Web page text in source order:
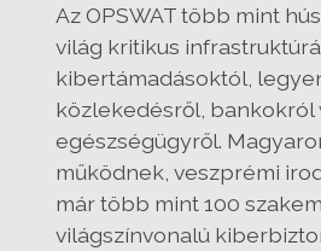
Az OPSWAT több mint
világ kritikus
kibertámadásoktól,
közlekedésről, bankokról
egészségügyről.
működnek, veszprémi
már több mint 100
világszínvonalú